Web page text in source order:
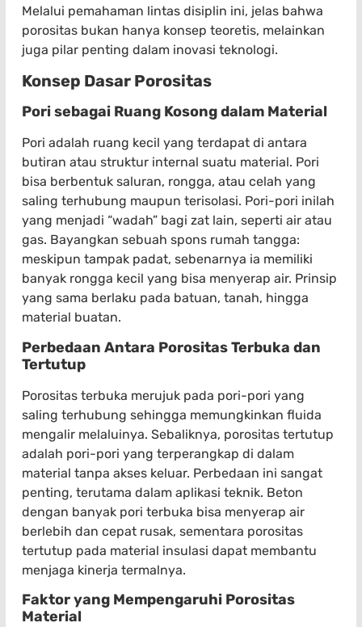
Melalui pemahaman lintas disiplin ini, jelas bahwa
porositas bukan hanya konsep teoretis, melainkan
juga pilar penting dalam inovasi teknologi.
Konsep Dasar Porositas
Pori sebagai Ruang Kosong dalam Material
Pori adalah ruang kecil yang terdapat di antara
butiran atau struktur internal suatu material. Pori
bisa berbentuk saluran, rongga, atau celah yang
saling terhubung maupun terisolasi. Pori-pori inilah
yang menjadi “wadah” bagi zat lain, seperti air atau
gas. Bayangkan sebuah spons rumah tangga:
meskipun tampak padat, sebenarnya ia memiliki
banyak rongga kecil yang bisa menyerap air. Prinsip
yang sama berlaku pada batuan, tanah, hingga
material buatan.
Perbedaan Antara Porositas Terbuka dan
Tertutup
Porositas terbuka merujuk pada pori-pori yang
saling terhubung sehingga memungkinkan fluida
mengalir melaluinya. Sebaliknya, porositas tertutup
adalah pori-pori yang terperangkap di dalam
material tanpa akses keluar. Perbedaan ini sangat
penting, terutama dalam aplikasi teknik. Beton
dengan banyak pori terbuka bisa menyerap air
berlebih dan cepat rusak, sementara porositas
tertutup pada material insulasi dapat membantu
menjaga kinerja termalnya.
Faktor yang Mempengaruhi Porositas
Material